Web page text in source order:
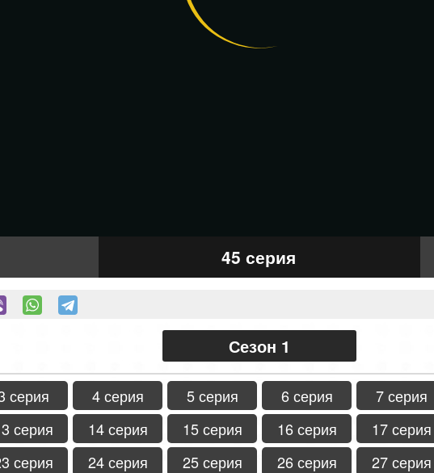
45 серия
Сезон 1
серия 4 серия 5 серия 6 серия 7 серия
серия 14 серия 15 серия 16 серия 17 серия
серия 24 серия 25 серия 26 серия 27 серия